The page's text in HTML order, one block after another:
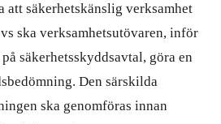
att säkerhetskänslig verksamhet
ska verksamhetsutövaren, inför
säkerhetsskyddsavtal, göra en
Den särskilda
ska genomföras innan